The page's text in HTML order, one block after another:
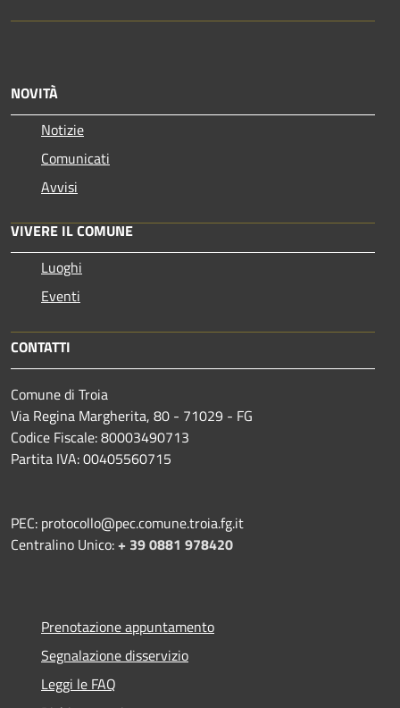
NOVITÀ
Notizie
Comunicati
Avvisi
VIVERE IL COMUNE
Luoghi
Eventi
CONTATTI
Comune di Troia
Via Regina Margherita, 80 - 71029 - FG
Codice Fiscale: 80003490713
Partita IVA: 00405560715
PEC: protocollo@pec.comune.troia.fg.it
Centralino Unico:+ 39 0881 978420
Prenotazione appuntamento
Segnalazione disservizio
Leggi le FAQ